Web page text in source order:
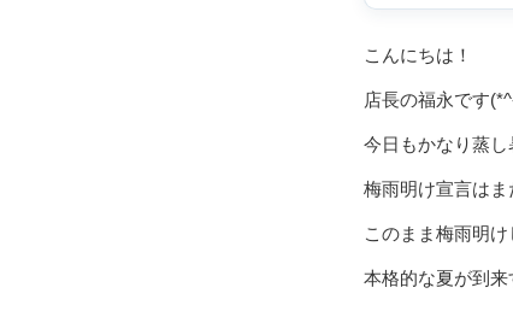
こんにちは！
店長の福永です
今日もかなり蒸
梅雨明け宣言はま
このまま梅雨明
本格的な夏が到来